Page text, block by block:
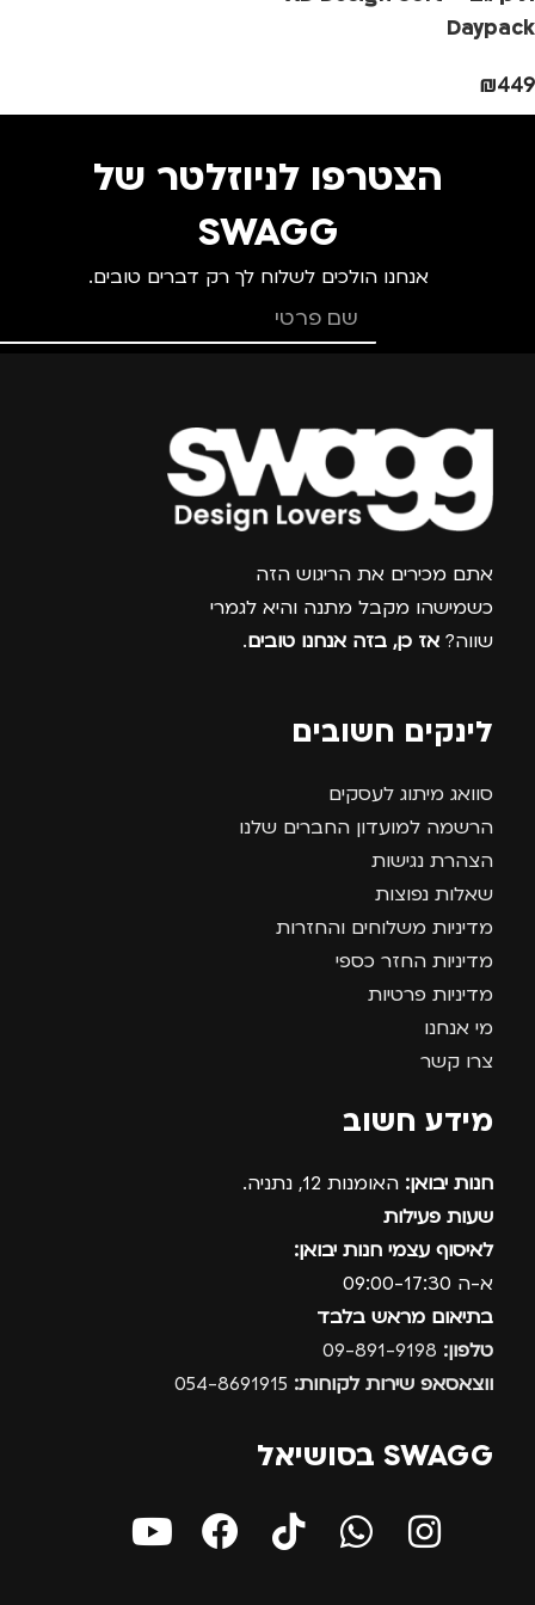
תיק גב ,תיק למחשב
Daypack
₪449
הצטרפו לניוזלטר של
SWAGG
אנחנו הולכים לשלוח לך רק דברים טובים.
צרפו אותי למועדון
אתם מכירים את הריגוש הזה
כשמישהו מקבל מתנה והיא לגמרי
שווה? אז כן, בזה אנחנו טובים.
לינקים חשובים
סוואג מיתוג לעסקים
הרשמה למועדון החברים שלנו
הצהרת נגישות
שאלות נפוצות
מדיניות משלוחים והחזרות
מדיניות החזר כספי
מדיניות פרטיות
מי אנחנו
צרו קשר
מידע חשוב
חנות יבואן: האומנות 12, נתניה.
שעות פעילות
לאיסוף עצמי חנות יבואן:
א-ה 09:00-17:30
בתיאום מראש בלבד
טלפון:
ווצאסאפ שירות לקוחות:
SWAGG בסושיאל